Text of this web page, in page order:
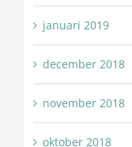
januari 2019
december 2018
november 2018
oktober 2018